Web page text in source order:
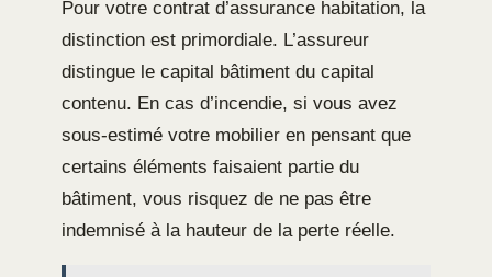
Pour votre contrat d’assurance habitation, la
distinction est primordiale. L’assureur
distingue le capital bâtiment du capital
contenu. En cas d’incendie, si vous avez
sous-estimé votre mobilier en pensant que
certains éléments faisaient partie du
bâtiment, vous risquez de ne pas être
indemnisé à la hauteur de la perte réelle.